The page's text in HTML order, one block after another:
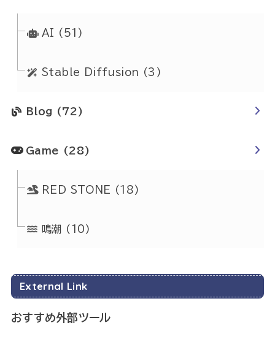
AI (51)
Stable Diffusion (3)
Blog (72)
Game (28)
RED STONE (18)
鳴潮 (10)
External Link
おすすめ外部ツール